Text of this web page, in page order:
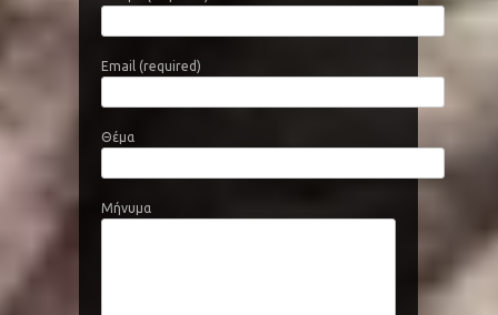
Email (required)
Θέμα
Μήνυμα